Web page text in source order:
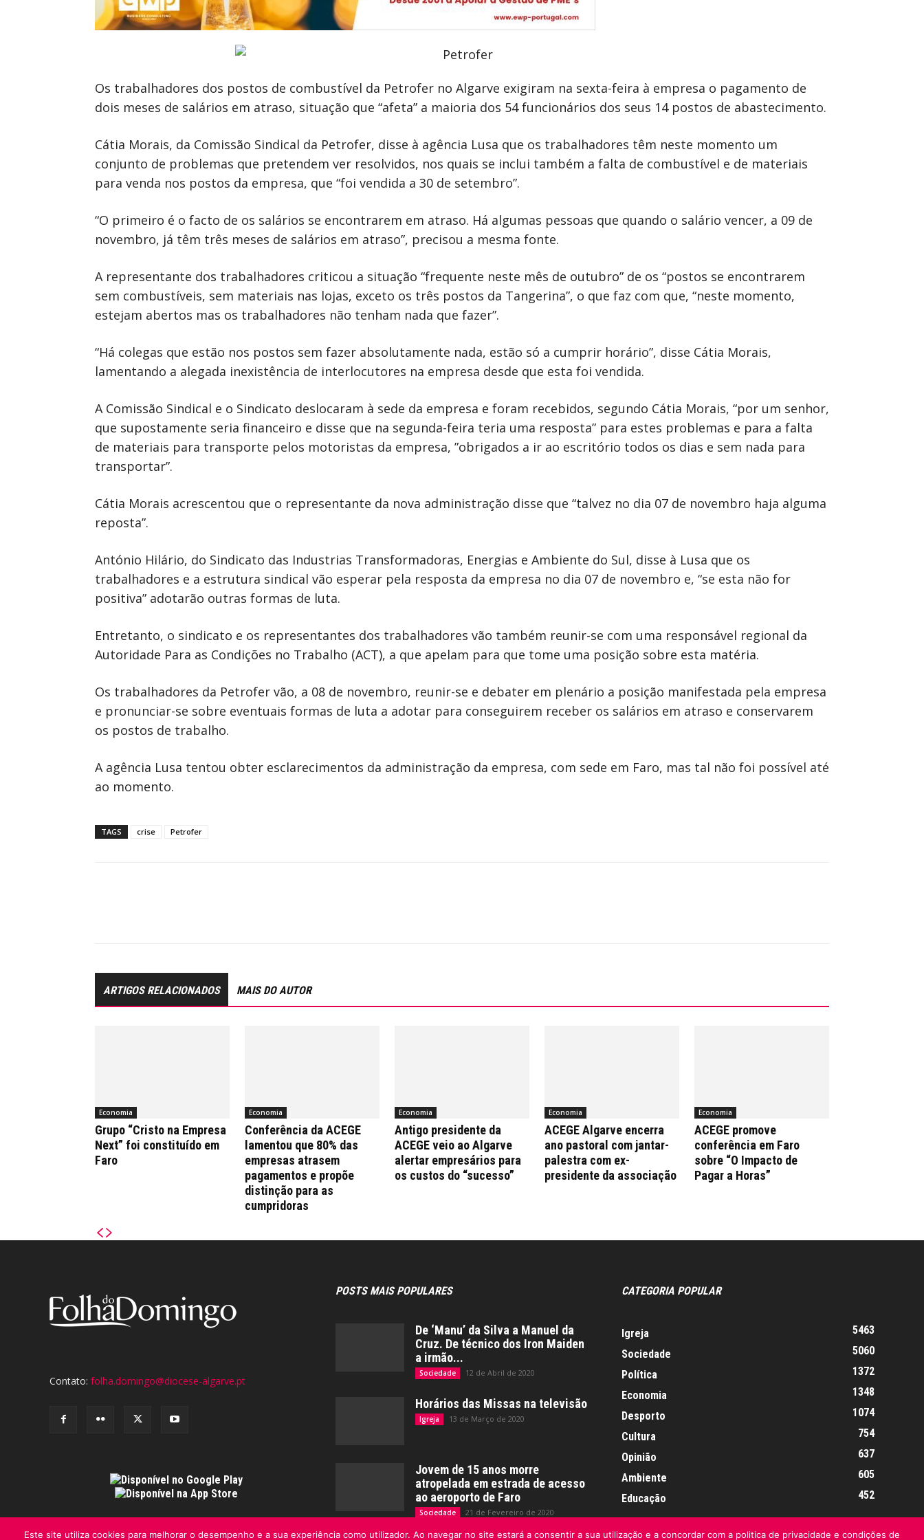
Os trabalhadores dos postos de combustível da Petrofer no Algarve exigiram na sexta-feira à empresa o pagamento de
dois meses de salários em atraso, situação que “afeta” a maioria dos 54 funcionários dos seus 14 postos de abastecimento.
Cátia Morais, da Comissão Sindical da Petrofer, disse à agência Lusa que os trabalhadores têm neste momento um
conjunto de problemas que pretendem ver resolvidos, nos quais se inclui também a falta de combustível e de materiais
para venda nos postos da empresa, que “foi vendida a 30 de setembro”.
“O primeiro é o facto de os salários se encontrarem em atraso. Há algumas pessoas que quando o salário vencer, a 09 de
novembro, já têm três meses de salários em atraso”, precisou a mesma fonte.
A representante dos trabalhadores criticou a situação “frequente neste mês de outubro” de os “postos se encontrarem
sem combustíveis, sem materiais nas lojas, exceto os três postos da Tangerina”, o que faz com que, “neste momento,
estejam abertos mas os trabalhadores não tenham nada que fazer”.
“Há colegas que estão nos postos sem fazer absolutamente nada, estão só a cumprir horário”, disse Cátia Morais,
lamentando a alegada inexistência de interlocutores na empresa desde que esta foi vendida.
A Comissão Sindical e o Sindicato deslocaram à sede da empresa e foram recebidos, segundo Cátia Morais, “por um senhor,
que supostamente seria financeiro e disse que na segunda-feira teria uma resposta” para estes problemas e para a falta
de materiais para transporte pelos motoristas da empresa, ”obrigados a ir ao escritório todos os dias e sem nada para
transportar”.
Cátia Morais acrescentou que o representante da nova administração disse que “talvez no dia 07 de novembro haja alguma
reposta”.
António Hilário, do Sindicato das Industrias Transformadoras, Energias e Ambiente do Sul, disse à Lusa que os
trabalhadores e a estrutura sindical vão esperar pela resposta da empresa no dia 07 de novembro e, “se esta não for
positiva” adotarão outras formas de luta.
Entretanto, o sindicato e os representantes dos trabalhadores vão também reunir-se com uma responsável regional da
Autoridade Para as Condições no Trabalho (ACT), a que apelam para que tome uma posição sobre esta matéria.
Os trabalhadores da Petrofer vão, a 08 de novembro, reunir-se e debater em plenário a posição manifestada pela empresa
e pronunciar-se sobre eventuais formas de luta a adotar para conseguirem receber os salários em atraso e conservarem
os postos de trabalho.
A agência Lusa tentou obter esclarecimentos da administração da empresa, com sede em Faro, mas tal não foi possível até
ao momento.
TAGS crise Petrofer
ARTIGOS RELACIONADOS MAIS DO AUTOR
Economia
Grupo “Cristo na Empresa
Next” foi constituído em
Faro
Economia
Conferência da ACEGE
lamentou que 80% das
empresas atrasem
pagamentos e propõe
distinção para as
cumpridoras
Economia
Antigo presidente da
ACEGE veio ao Algarve
alertar empresários para
os custos do “sucesso”
Economia
ACEGE Algarve encerra
ano pastoral com jantar-
palestra com ex-
presidente da associação
Economia
ACEGE promove
conferência em Faro
sobre “O Impacto de
Pagar a Horas”
Contato: folha.domingo@diocese-algarve.pt
POSTS MAIS POPULARES
De ‘Manu’ da Silva a Manuel da
Cruz. De técnico dos Iron Maiden
a irmão...
Sociedade 12 de Abril de 2020
Horários das Missas na televisão
Igreja 13 de Março de 2020
Jovem de 15 anos morre
atropelada em estrada de acesso
ao aeroporto de Faro
Sociedade 21 de Fevereiro de 2020
CATEGORIA POPULAR
Igreja
5463
Sociedade
5060
Política
1372
Economia
1348
Desporto
1074
Cultura
754
Opinião
637
Ambiente
605
Educação
452
Este site utiliza cookies para melhorar o desempenho e a sua experiência como utilizador. Ao navegar no site estará a consentir a sua utilização e a concordar com a politica de privacidade e condições de